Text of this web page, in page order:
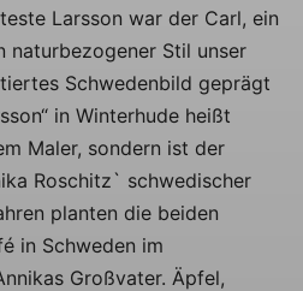
Larsson war der Carl, ein
naturbezogener Stil unser
Schwedenbild geprägt
in Winterhude heißt
Maler, sondern ist der
Roschitz` schwedischer
planten die beiden
in Schweden im
Großvater. Äpfel,